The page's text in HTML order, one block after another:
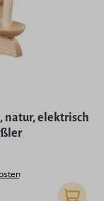
5 Sternen
natur, elektrisch
In den